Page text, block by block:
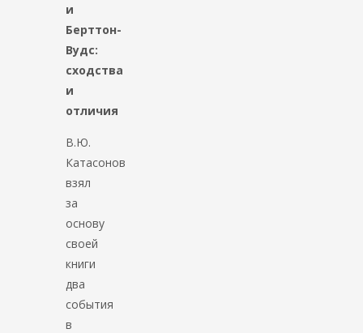
и
Берттон-
Вудс:
сходства
и
отличия
В.Ю.
Катасонов
взял
за
основу
своей
книги
два
события
в